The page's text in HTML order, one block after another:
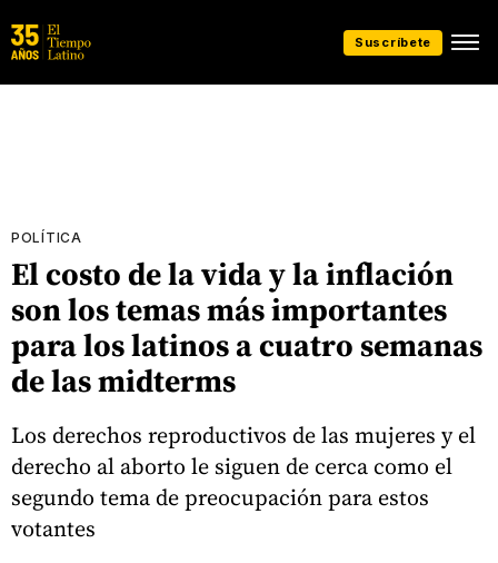
Suscríbete
POLÍTICA
El costo de la vida y la inflación
son los temas más importantes
para los latinos a cuatro semanas
de las midterms
Los derechos reproductivos de las mujeres y el
derecho al aborto le siguen de cerca como el
segundo tema de preocupación para estos
votantes